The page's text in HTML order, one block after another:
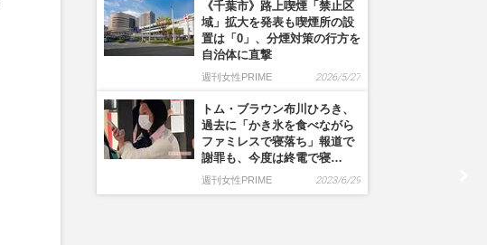
《千葉市》路上喫煙「禁止区
域」拡大を発表も喫煙所の設
置は「0」、分煙対策の行方を
自治体に直撃
週刊女性PRIME 2026/5/27
トム・ブラウン布川ひろき、
過去に「かき氷を食べながら
ファミレスで寝落ち」報道で
謝罪も、今度は終電で寝…
週刊女性PRIME 2023/6/29